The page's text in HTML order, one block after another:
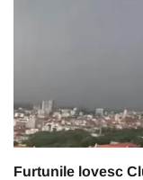
Furtunile lovesc